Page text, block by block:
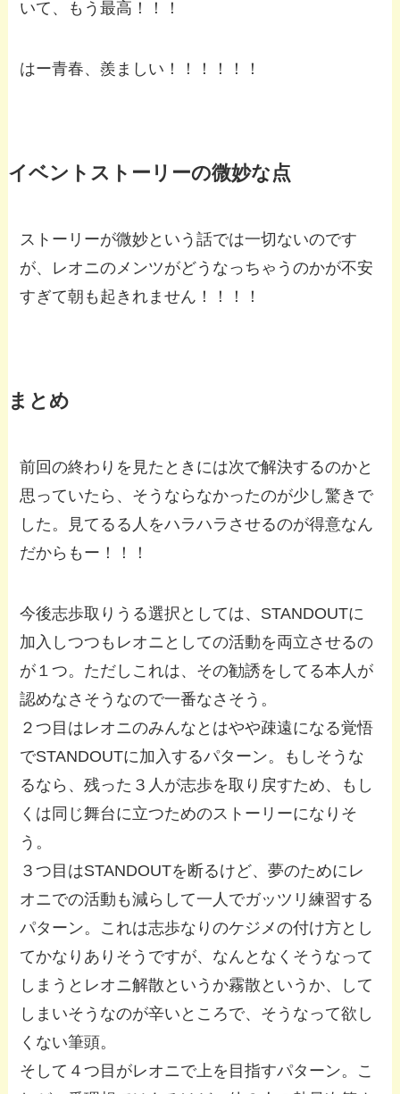
いて、もう最高！！！
はー青春、羨ましい！！！！！！
イベントストーリーの微妙な点
ストーリーが微妙という話では一切ないのです
が、レオニのメンツがどうなっちゃうのかが不安
すぎて朝も起きれません！！！！
まとめ
前回の終わりを見たときには次で解決するのかと
思っていたら、そうならなかったのが少し驚きで
した。見てるる人をハラハラさせるのが得意なん
だからもー！！！
今後志歩取りうる選択としては、STANDOUTに
加入しつつもレオニとしての活動を両立させるの
が１つ。ただしこれは、その勧誘をしてる本人が
認めなさそうなので一番なさそう。
２つ目はレオニのみんなとはやや疎遠になる覚悟
でSTANDOUTに加入するパターン。もしそうな
るなら、残った３人が志歩を取り戻すため、もし
くは同じ舞台に立つためのストーリーになりそ
う。
３つ目はSTANDOUTを断るけど、夢のためにレ
オニでの活動も減らして一人でガッツリ練習する
パターン。これは志歩なりのケジメの付け方とし
てかなりありそうですが、なんとなくそうなって
しまうとレオニ解散というか霧散というか、して
しまいそうなのが辛いところで、そうなって欲し
くない筆頭。
そして４つ目がレオニで上を目指すパターン。こ